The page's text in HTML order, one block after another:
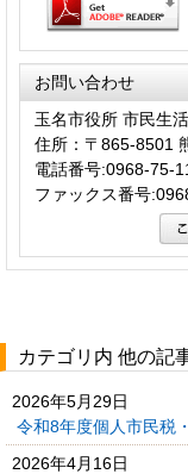
お問い合わせ
玉名市役所 市民生
住所：〒865-8501
電話番号:0968-75-
ファックス番号
カテゴリ内 他の記
2026年5月29日
令和8年度個人市民税
2026年4月16日